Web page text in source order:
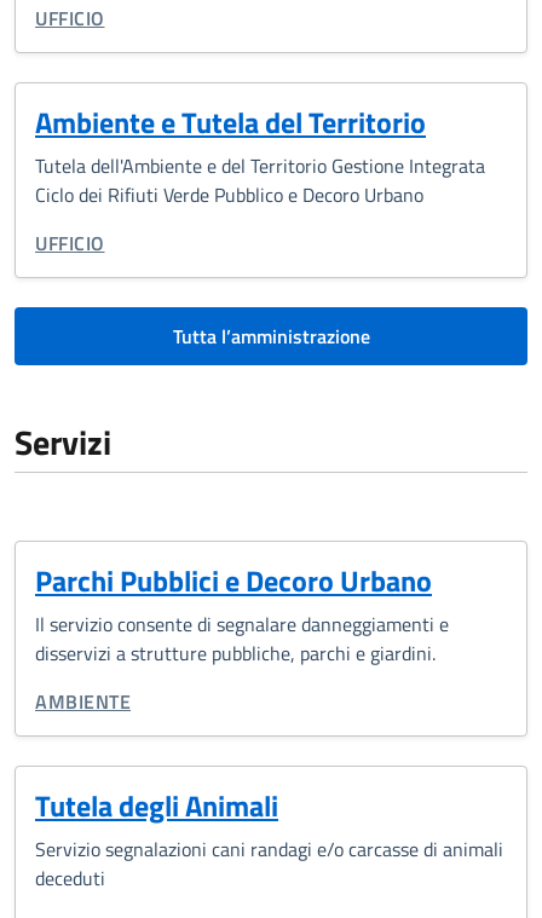
TIPO DI ORGANIZZAZIONE:
UFFICIO
Ambiente e Tutela del Territorio
Tutela dell'Ambiente e del Territorio Gestione Integrata
Ciclo dei Rifiuti Verde Pubblico e Decoro Urbano
TIPO DI ORGANIZZAZIONE:
UFFICIO
Tutta l’amministrazione
Servizi
Parchi Pubblici e Decoro Urbano
Il servizio consente di segnalare danneggiamenti e
disservizi a strutture pubbliche, parchi e giardini.
CATEGORIA CORRELATA:
AMBIENTE
Tutela degli Animali
Servizio segnalazioni cani randagi e/o carcasse di animali
deceduti